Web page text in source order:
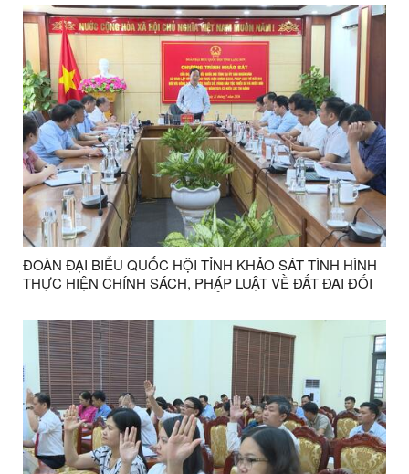
CỦA XÃ
ĐOÀN ĐẠI BIỂU QUỐC HỘI TỈNH KHẢO SÁT TÌNH HÌNH
THỰC HIỆN CHÍNH SÁCH, PHÁP LUẬT VỀ ĐẤT ĐAI ĐỐI
THIỂU SỐ VÀ MIỀN NÚI TẠI XÃ ĐÌNH LẬP